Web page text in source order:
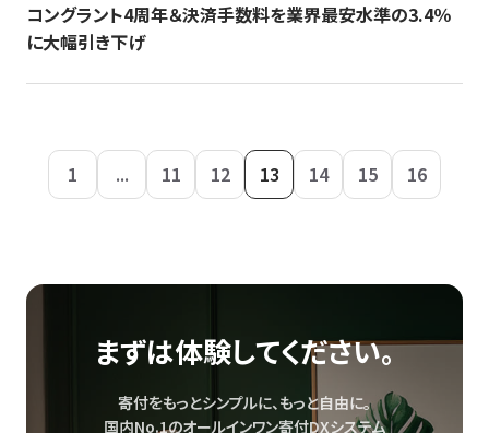
コングラント4周年＆決済手数料を業界最安水準の3.4％
に大幅引き下げ
1 ... 11 12 13 14 15 16
まずは体験してください。
寄付をもっとシンプルに、もっと自由に。
国内No.1のオールインワン寄付DXシステム